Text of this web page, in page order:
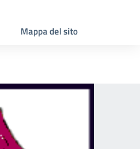
Mappa del sito